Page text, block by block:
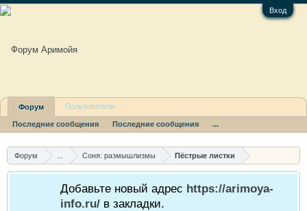
Вход
Форум Соня: размышлизмы Пёстрые листки
Добавьте новый адрес https://arimoya-
info.ru/ в закладки.
Форум
Последние сообщения Последние сообщения ...
Пользователи